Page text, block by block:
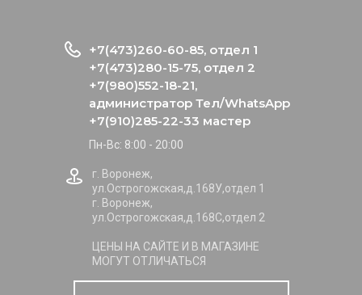
+7(473)260-60-85, отдел 1
+7(473)280-15-75, отдел 2
+7(980)552-18-21,
администратор Тел/WhatsApp
+7(910)285-22-33 мастер
Пн-Вс: 8:00 - 20:00
г. Воронеж,
ул.Острогожская,д.168У,отдел 1
г. Воронеж,
ул.Острогожская,д.168С,отдел 2
ЦЕНЫ НА САЙТЕ И В МАГАЗИНЕ
МОГУТ ОТЛИЧАТЬСЯ